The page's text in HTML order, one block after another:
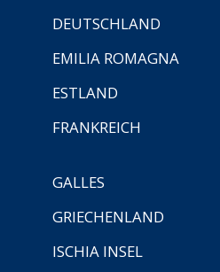
DEUTSCHLAND
EMILIA ROMAGNA
ESTLAND
FRANKREICH
GALLES
GRIECHENLAND
ISCHIA INSEL